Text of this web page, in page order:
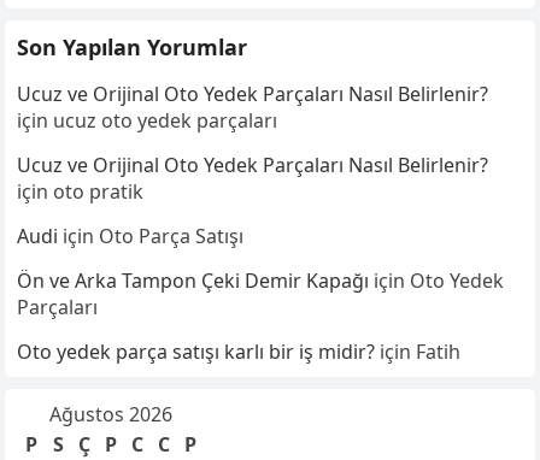
Son Yapılan Yorumlar
Ucuz ve Orijinal Oto Yedek Parçaları Nasıl Belirlenir?
için ucuz oto yedek parçaları
Ucuz ve Orijinal Oto Yedek Parçaları Nasıl Belirlenir?
için oto pratik
Audi için Oto Parça Satışı
Ön ve Arka Tampon Çeki Demir Kapağı için Oto Yedek
Parçaları
Oto yedek parça satışı karlı bir iş midir? için Fatih
Ağustos 2026
P S Ç P C C P